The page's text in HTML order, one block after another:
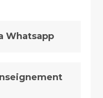
Whatsapp